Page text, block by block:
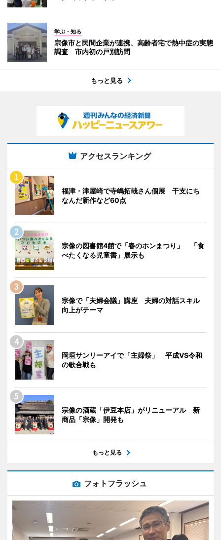
学ぶ・知る
宗像市と民間企業が連携、高齢者宅で熱中症の実態
調査 市内初の戸別訪問
もっと見る
アクセスランキング
福津・津屋崎で寺嶋拓哉さん個展 干支にち
なんだ新作など60点
宗像の図書館4館で「春のホンまつり」 「食
べたくなる児童書」展示も
宗像で「夫婦会議」講座 夫婦の対話スキル
向上がテーマ
岡垣サンリーアイで「主婦祭」 平成VS令和
の歌合戦も
宗像の酒蔵「伊豆本店」がリニューアル 新
商品「宗像」開発も
もっと見る
フォトフラッシュ